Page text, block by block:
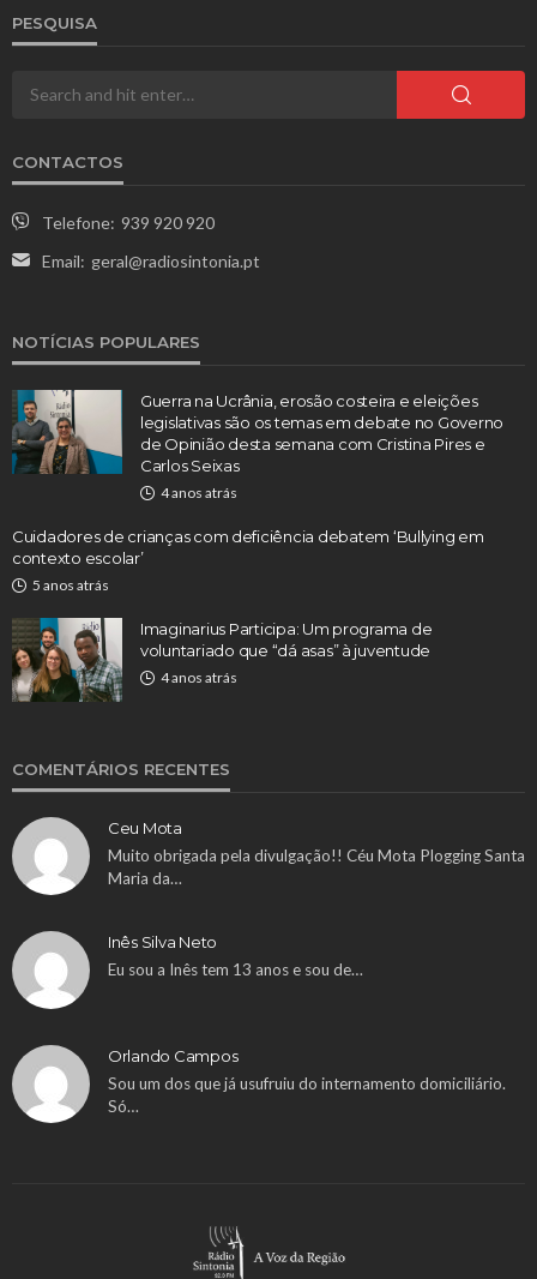
PESQUISA
CONTACTOS
Telefone: 939 920 920
Email: geral@radiosintonia.pt
NOTÍCIAS POPULARES
Guerra na Ucrânia, erosão costeira e eleições
legislativas são os temas em debate no Governo
de Opinião desta semana com Cristina Pires e
Carlos Seixas
4 anos atrás
Cuidadores de crianças com deficiência debatem ‘Bullying em
contexto escolar’
5 anos atrás
Imaginarius Participa: Um programa de
voluntariado que “dá asas” à juventude
4 anos atrás
COMENTÁRIOS RECENTES
Ceu Mota
Muito obrigada pela divulgação!! Céu Mota Plogging Santa
Maria da…
Inês Silva Neto
Eu sou a Inês tem 13 anos e sou de…
Orlando Campos
Sou um dos que já usufruiu do internamento domiciliário.
Só…